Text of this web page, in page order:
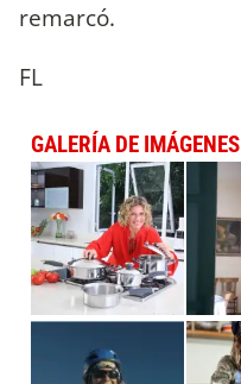
remarcó.
FL
GALERÍA DE IMÁGENES